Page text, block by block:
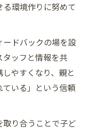
環境作りに努めて
ドバックの場を設
タッフと情報を共
やすくなり、親と
ている」という信頼
り合うことで子ど